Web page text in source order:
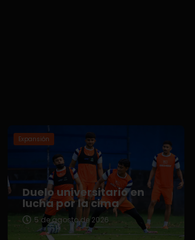
Expansión
Duelo universitario en
lucha por la cima
5 de agosto de 2026